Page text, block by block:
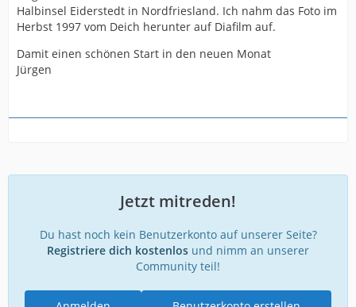
Halbinsel Eiderstedt in Nordfriesland. Ich nahm das Foto im
Herbst 1997 vom Deich herunter auf Diafilm auf.
Damit einen schönen Start in den neuen Monat
Jürgen
Jetzt mitreden!
Du hast noch kein Benutzerkonto auf unserer Seite?
Registriere dich kostenlos und nimm an unserer
Community teil!